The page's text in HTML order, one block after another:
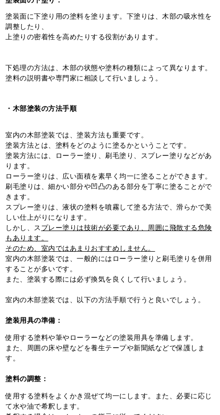
塗装面に下塗り用の塗料を塗ります。下塗りは、木部の吸水性を
調整したり、
上塗りの密着性を高めたりする役割があります。
下処理の方法は、木部の状態や塗料の種類によって異なります。
塗料の説明書や専門家に相談して行いましょう。
・木部塗装の方法手順
室内の木部塗装では、塗装方法も重要です。
塗装方法とは、塗料をどのように塗るかということです。
塗装方法には、ローラー塗り、刷毛塗り、スプレー塗りなどがあ
ります。
ローラー塗りは、広い面積を素早く均一に塗ることができます。
刷毛塗りは、細かい部分や凹凸のある部分を丁寧に塗ることがで
きます。
スプレー塗りは、液状の塗料を噴霧して塗る方法で、滑らかで美
しい仕上がりになります。
しかし、ス プレー塗りは技術が必要であり、周囲に飛散する危険
もあります。
そのため、室内ではあまりおすすめしません。
室内の木部塗装では、一般的にはローラー塗りと刷毛塗りを併用
することが多いです。
また、塗装する際には必ず換気を良くして行いましょう。
室内の木部塗装では、以下の方法手順で行うと良いでしょう。
塗装用具の準備：
使用する塗料や筆やローラーなどの塗装用具を準備します。
また、周囲の床や壁などを養生テープや新聞紙などで保護しま
す。
塗料の調整：
使用する塗料をよくかき混ぜて均一にします。また、必要に応じ
て水や油で希釈します。